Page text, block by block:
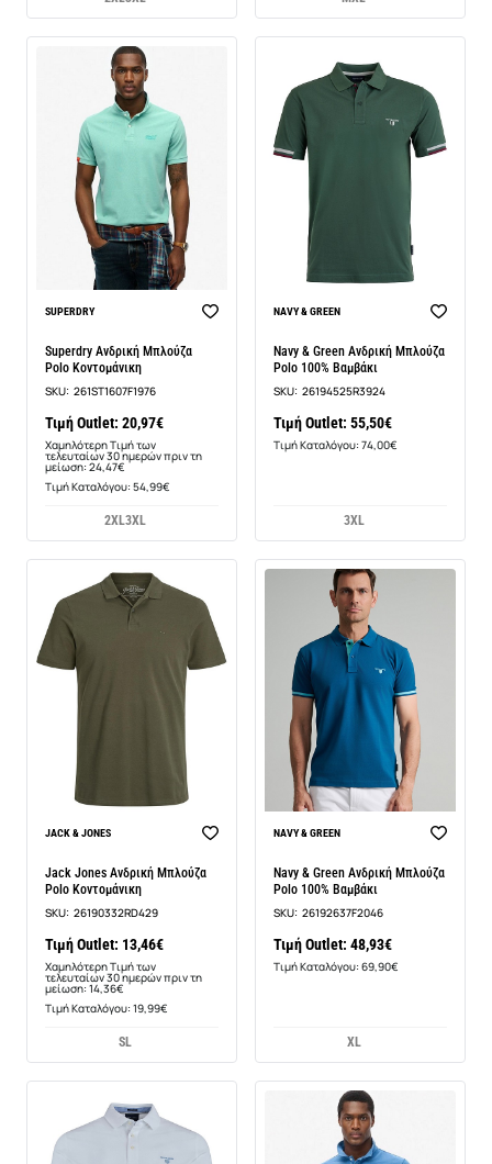
BEST SELLER
-14%
SUPERDRY
Superdry Ανδρική Μπλούζα
Polo Κοντομάνικη
SKU: 261ST1607F1976
Τιμή Outlet: 20,97€
Χαμηλότερη Τιμή των
τελευταίων 30 ημερών πριν τη
μείωση: 24,47€
Τιμή Καταλόγου: 54,99€
2XL3XL
BEST SELLER
NAVY & GREEN
Navy & Green Ανδρική Μπλούζα
Polo 100% Βαμβάκι
SKU: 26194525R3924
Τιμή Outlet: 55,50€
Τιμή Καταλόγου: 74,00€
3XL
BEST SELLER
-6%
JACK & JONES
Jack Jones Ανδρική Μπλούζα
Polo Κοντομάνικη
SKU: 26190332RD429
Τιμή Outlet: 13,46€
Χαμηλότερη Τιμή των
τελευταίων 30 ημερών πριν τη
μείωση: 14,36€
Τιμή Καταλόγου: 19,99€
SL
NAVY & GREEN
Navy & Green Ανδρική Μπλούζα
Polo 100% Βαμβάκι
SKU: 26192637F2046
Τιμή Outlet: 48,93€
Τιμή Καταλόγου: 69,90€
XL